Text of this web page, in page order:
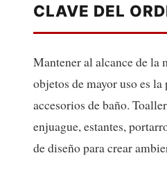
CLAVE DEL
Mantener al alcance de la
objetos de mayor uso es
accesorios de baño.
enjuague, estantes,
de diseño para crear